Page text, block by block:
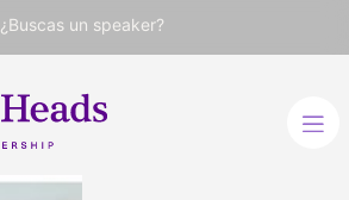
¿Buscas un speaker?